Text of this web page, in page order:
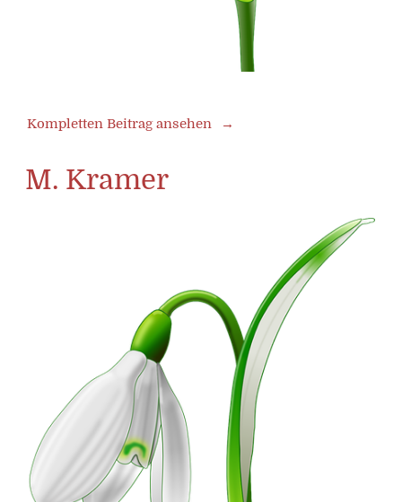
Kompletten Beitrag ansehen
M. Kramer